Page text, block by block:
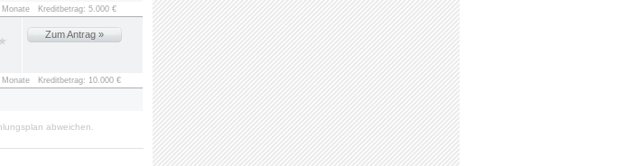
Monate Kreditbetrag: 5.000 €
Zum Antrag »
Monate Kreditbetrag: 10.000 €
abweichen.